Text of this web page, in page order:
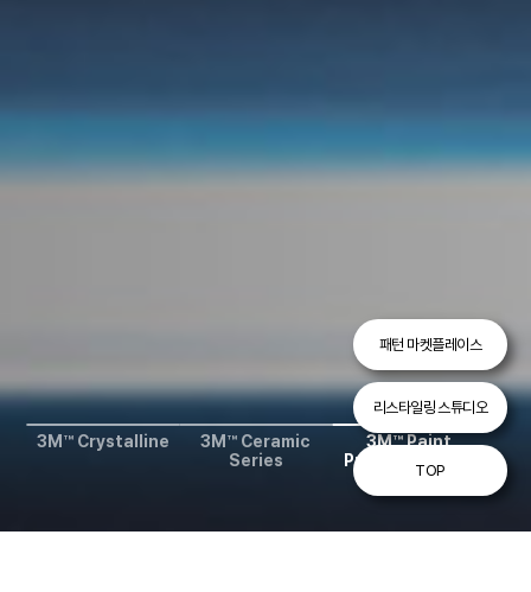
패턴 마켓플레이스
리스타일링 스튜디오
TOP
3M™ Crystalline
3M™ Ceramic
Series
3M™ Paint
Protection Film